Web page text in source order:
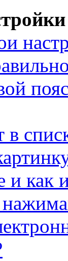
в
и как